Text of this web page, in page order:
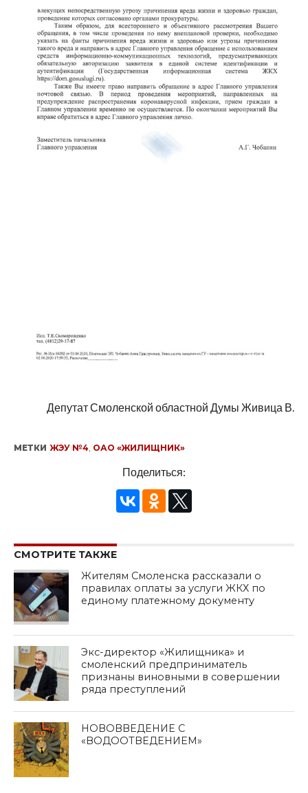
Депутат Смоленской областной Думы Живица В.
МЕТКИ ЖЭУ №4 ОАО «ЖИЛИЩНИК»
Поделиться:
СМОТРИТЕ ТАКЖЕ
Жителям Смоленска рассказали о
правилах оплаты за услуги ЖКХ по
единому платежному документу
Экс-директор «Жилищника» и
смоленский предприниматель
признаны виновными в совершении
ряда преступлений
НОВОВВЕДЕНИЕ С
«ВОДООТВЕДЕНИЕМ»